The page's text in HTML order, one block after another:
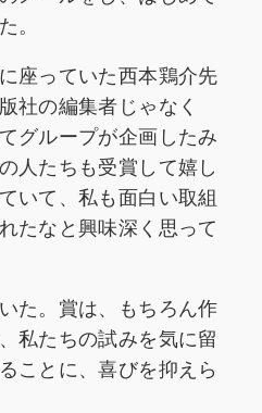
。
座っていた西本鶏介先
社の編集者じゃなく
グループが企画したみ
人たちも受賞して嬉し
いて、私も面白い取組
たなと興味深く思って
た。賞は、もちろん作
私たちの試みを気に留
ことに、喜びを抑えら